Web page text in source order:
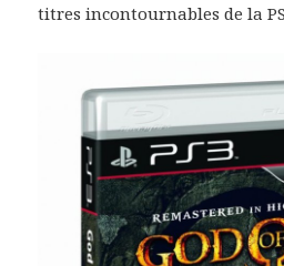
titres incontournables de la